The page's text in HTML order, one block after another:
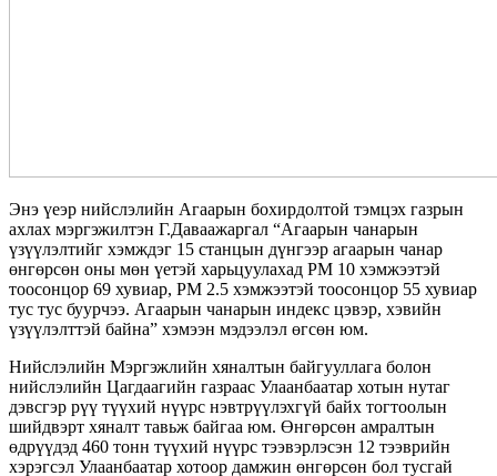
Энэ үеэр нийслэлийн Агаарын бохирдолтой тэмцэх газрын
ахлах мэргэжилтэн Г.Даваажаргал “Агаарын чанарын
үзүүлэлтийг хэмждэг 15 станцын дүнгээр агаарын чанар
өнгөрсөн оны мөн үетэй харьцуулахад PM 10 хэмжээтэй
тоосонцор 69 хувиар, PM 2.5 хэмжээтэй тоосонцор 55 хувиар
тус тус буурчээ. Агаарын чанарын индекс цэвэр, хэвийн
үзүүлэлттэй байна” хэмээн мэдээлэл өгсөн юм.
Нийслэлийн Мэргэжлийн хяналтын байгууллага болон
нийслэлийн Цагдаагийн газраас Улаанбаатар хотын нутаг
дэвсгэр рүү түүхий нүүрс нэвтрүүлэхгүй байх тогтоолын
шийдвэрт хяналт тавьж байгаа юм. Өнгөрсөн амралтын
өдрүүдэд 460 тонн түүхий нүүрс тээвэрлэсэн 12 тээврийн
хэрэгсэл Улаанбаатар хотоор дамжин өнгөрсөн бол тусгай